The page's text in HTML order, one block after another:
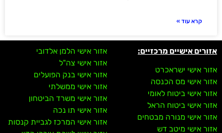
קרא עוד »
אזורים אישיים מרכזיים:
אזור אישי ישראכרט
אזור אישי מס הכנסה
אזור אישי ביטוח לאומי
אזור אישי ביטוח הראל
אזור אישי מנורה מבטחים
אזור אישי מיטב דש
אזור אישי הלמן אלדובי
אזור אישי צה"ל
אזור אישי בנק הפועלים
אזור אישי ממשלתי
אזור אישי משרד הביטחון
אזור אישי תו נכה
אזור אישי המרכז לגביית קנסות